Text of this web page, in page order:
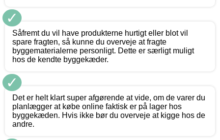
✓
Såfremt du vil have produkterne hurtigt eller blot vil
spare fragten, så kunne du overveje at fragte
byggematerialerne personligt. Dette er særligt muligt
hos de kendte byggekæder.
✓
Det er helt klart super afgørende at vide, om de varer du
planlægger at købe online faktisk er på lager hos
byggekæden. Hvis ikke bør du overveje at kigge hos de
andre.